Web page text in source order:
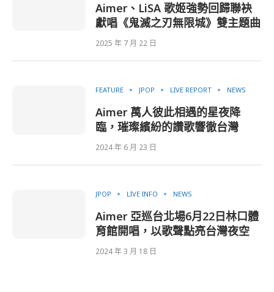
Aimer、LiSA 歌姬強勢回歸聯袂
獻唱《鬼滅之刃無限城》雙主題曲
2025 年 7 月 22 日
FEATURE JPOP LIVE REPORT NEWS
Aimer 萬人彼此相遇的星夜降
臨，璀璨繽紛的讚歌響徹台灣
2024 年 6 月 23 日
JPOP LIVE INFO NEWS
Aimer 亞巡台北場6月22日林口體
育館開唱，以歌聲點亮台灣夜空
2024 年 3 月 18 日